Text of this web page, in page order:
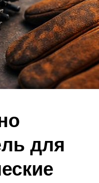
для